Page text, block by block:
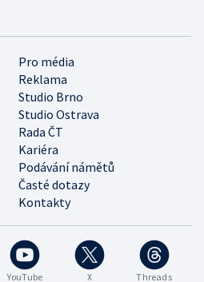
YouTube X Threads
Pro média
Reklama
Studio Brno
Studio Ostrava
Rada ČT
Kariéra
Podávání námětů
Časté dotazy
Kontakty